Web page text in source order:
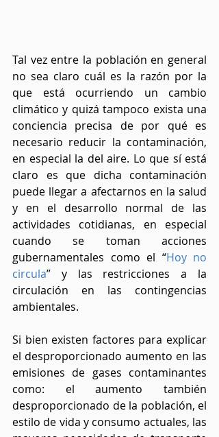
Tal vez entre la población en general
no sea claro cuál es la razón por la
que está ocurriendo un cambio
climático y quizá tampoco exista una
conciencia precisa de por qué es
necesario reducir la contaminación,
en especial la del aire. Lo que sí está
claro es que dicha contaminación
puede llegar a afectarnos en la salud
y en el desarrollo normal de las
actividades cotidianas, en especial
cuando se toman acciones
gubernamentales como el “Hoy no
circula” y las restricciones a la
circulación en las contingencias
ambientales.
Si bien existen factores para explicar
el desproporcionado aumento en las
emisiones de gases contaminantes
como: el aumento también
desproporcionado de la población, el
estilo de vida y consumo actuales, las